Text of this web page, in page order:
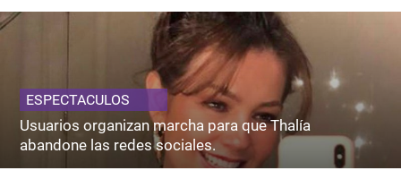
ESPECTACULOS
Usuarios organizan marcha para que Thalía
abandone las redes sociales.